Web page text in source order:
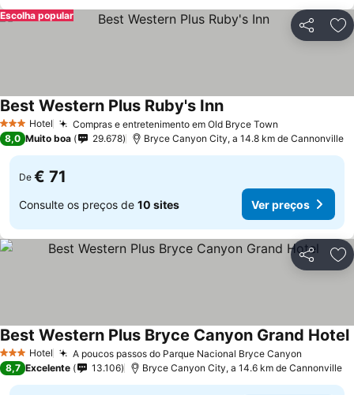
Partilhar
Escolha popular
3 EstrelasHotel Compras e entretenimento em Old Bryce Town
Best Western Plus Ruby's Inn
8,0 Muito boa 29.678 Bryce Canyon City, a 14.8 km de Cannonville
De € 71
Consulte os preços de 10 sites Ver preços
Partilhar
3 EstrelasHotel A poucos passos do Parque Nacional Bryce Canyon
Best Western Plus Bryce Canyon Grand Hotel
8,7 Excelente 13.106 Bryce Canyon City, a 14.6 km de Cannonville